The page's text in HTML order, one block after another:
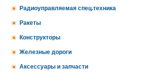
Радиоуправляемая спец.техника
Ракеты
Конструкторы
Железные дороги
Аксессуары и запчасти